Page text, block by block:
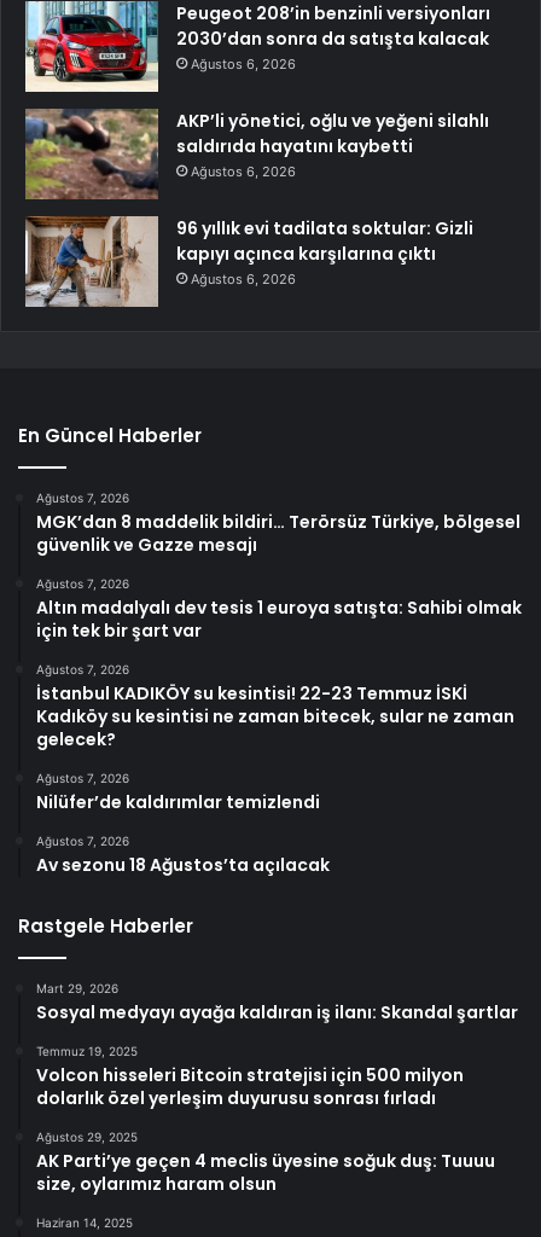
Peugeot 208’in benzinli versiyonları
2030’dan sonra da satışta kalacak
Ağustos 6, 2026
AKP’li yönetici, oğlu ve yeğeni silahlı
saldırıda hayatını kaybetti
Ağustos 6, 2026
96 yıllık evi tadilata soktular: Gizli
kapıyı açınca karşılarına çıktı
Ağustos 6, 2026
En Güncel Haberler
Ağustos 7, 2026
MGK’dan 8 maddelik bildiri… Terörsüz Türkiye, bölgesel
güvenlik ve Gazze mesajı
Ağustos 7, 2026
Altın madalyalı dev tesis 1 euroya satışta: Sahibi olmak
için tek bir şart var
Ağustos 7, 2026
İstanbul KADIKÖY su kesintisi! 22-23 Temmuz İSKİ
Kadıköy su kesintisi ne zaman bitecek, sular ne zaman
gelecek?
Ağustos 7, 2026
Nilüfer’de kaldırımlar temizlendi
Ağustos 7, 2026
Av sezonu 18 Ağustos’ta açılacak
Rastgele Haberler
Mart 29, 2026
Sosyal medyayı ayağa kaldıran iş ilanı: Skandal şartlar
Temmuz 19, 2025
Volcon hisseleri Bitcoin stratejisi için 500 milyon
dolarlık özel yerleşim duyurusu sonrası fırladı
Ağustos 29, 2025
AK Parti’ye geçen 4 meclis üyesine soğuk duş: Tuuuu
size, oylarımız haram olsun
Haziran 14, 2025